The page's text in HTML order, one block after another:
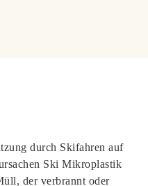
durch Skifahren auf
Ski Mikroplastik
der verbrannt oder